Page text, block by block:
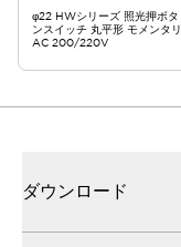
φ22 HWシリーズ 照光押ボタ
ンスイッチ 丸平形 モメンタリ
AC 200/220V
ダウンロード